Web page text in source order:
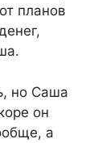
планов
но Саша
он
а